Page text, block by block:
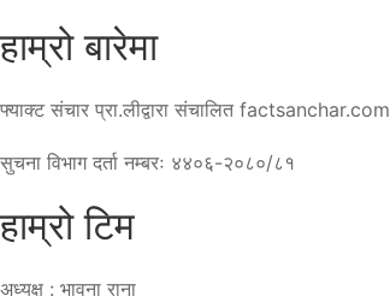
हाम्रो बारेमा
फ्याक्ट संचार प्रा.लीद्वारा संचालित factsanchar.com
सुचना विभाग दर्ता नम्बरः ४४०६-२०८०/८१
हाम्रो टिम
अध्यक्ष : भावना राना